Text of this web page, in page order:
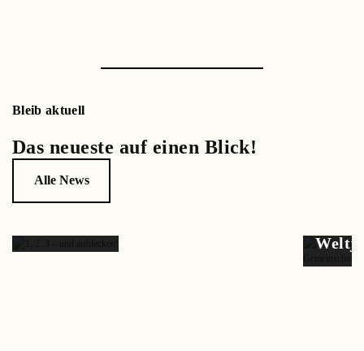
Bleib aktuell
Das neueste auf einen Blick!
Alle News
1, 2, 3 –
und